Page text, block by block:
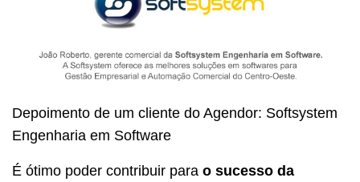
Depoimento de um cliente do Agendor: Softsystem
Engenharia em Software
É ótimo poder contribuir para o sucesso da